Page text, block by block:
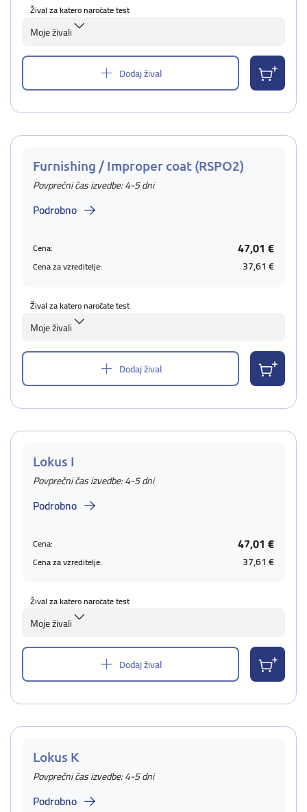
Žival za katero naročate test
Moje živali
Dodaj žival
Furnishing / Improper coat (RSPO2)
Povprečni čas izvedbe: 4-5 dni
Podrobno
Cena: 47,01 €
Cena za vzreditelje: 37,61 €
Žival za katero naročate test
Moje živali
Dodaj žival
Lokus I
Povprečni čas izvedbe: 4-5 dni
Podrobno
Cena: 47,01 €
Cena za vzreditelje: 37,61 €
Žival za katero naročate test
Moje živali
Dodaj žival
Lokus K
Povprečni čas izvedbe: 4-5 dni
Podrobno